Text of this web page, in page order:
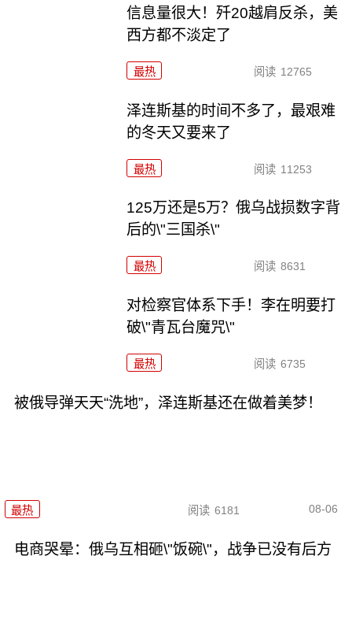
信息量很大！歼20越肩反杀，美
西方都不淡定了
最热 阅读 12765
泽连斯基的时间不多了，最艰难
的冬天又要来了
最热 阅读 11253
125万还是5万？俄乌战损数字背
后的\"三国杀\"
最热 阅读 8631
对检察官体系下手！李在明要打
破\"青瓦台魔咒\"
最热 阅读 6735
被俄导弹天天“洗地”，泽连斯基还在做着美梦！
最热 阅读 6181 08-06
电商哭晕：俄乌互相砸\"饭碗\"，战争已没有后方